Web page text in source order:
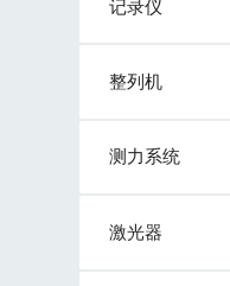
记录仪
整列机
测力系统
激光器